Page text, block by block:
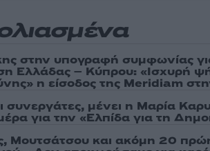
στην υπογραφή συμφωνίας
Ελλάδας – Κύπρου: «Ισχυρή
η είσοδος της Meridiam
συνεργάτες, μένει η Μαρία
για την «Ελπίδα για τη
Μουτσάτσου και ακόμη 20